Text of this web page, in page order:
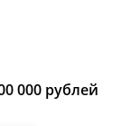
000 рублей